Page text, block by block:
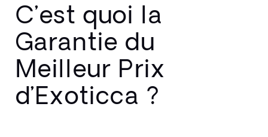
C’est quoi la
Garantie du
Meilleur Prix
d’Exoticca ?